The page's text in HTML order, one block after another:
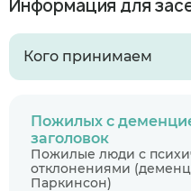
Информация для
Кого принимаем
Пожилых с
заголовок
Пожилые люди с
отклонениями
Паркинсон)